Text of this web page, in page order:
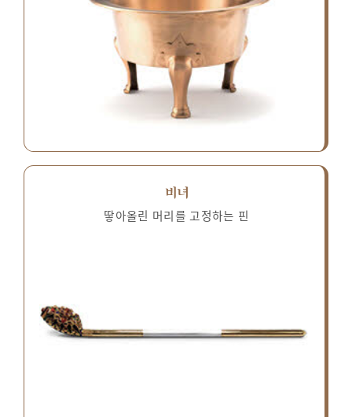
비녀
땋아올린 머리를 고정하는 핀